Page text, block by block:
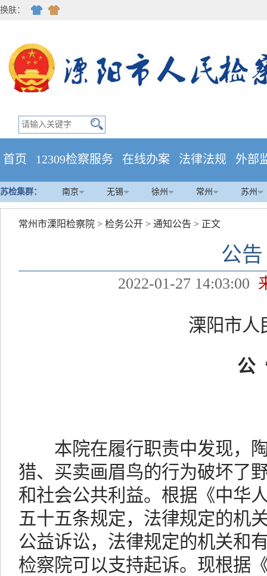
换肤：
首页 12309检察服务 在线办案 法律法规 外部
苏检集群： 南京 无锡 徐州 常州 苏州
常州市溧阳检察院 > 检务公开 > 通知公告 > 正文
公告
2022-01-27 14:03:00
溧阳市人
公
本院在履行职责中发现，陶
猎、买卖画眉鸟的行为破坏了
和社会公共利益。根据《中华
五十五条规定，法律规定的机
公益诉讼，法律规定的机关和
检察院可以支持起诉。现根据